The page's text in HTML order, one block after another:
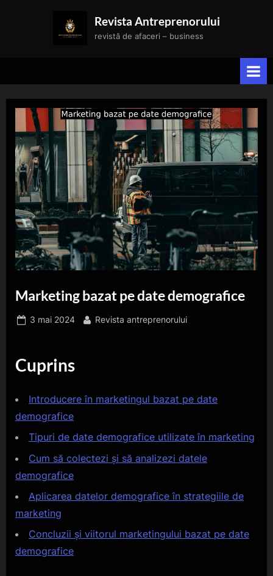
Revista Antreprenorului
revistă de afaceri – business
Marketing bazat pe date demografice
Posted
3 mai 2024 By
Revista antreprenorului
Cuprins
Introducere în marketingul bazat pe date
demografice
Tipuri de date demografice utilizate în marketing
Cum să colectezi și să analizezi datele
demografice
Aplicarea datelor demografice în strategiile de
marketing
Concluzii și viitorul marketingului bazat pe date
demografice